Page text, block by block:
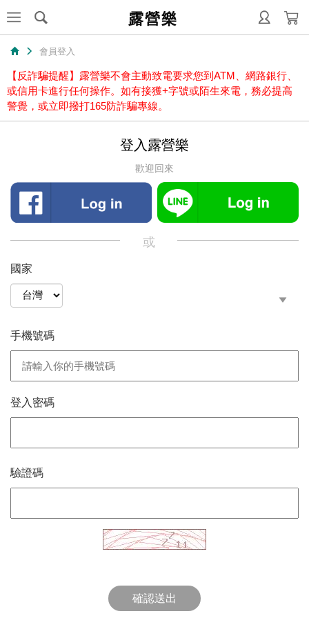
露營樂
會員登入
【反詐騙提醒】露營樂不會主動致電要求您到ATM、網路銀行、
或信用卡進行任何操作。如有接獲+字號或陌生來電，務必提高
警覺，或立即撥打165防詐騙專線。
登入露營樂
歡迎回來
或
國家
手機號碼
登入密碼
驗證碼
確認送出